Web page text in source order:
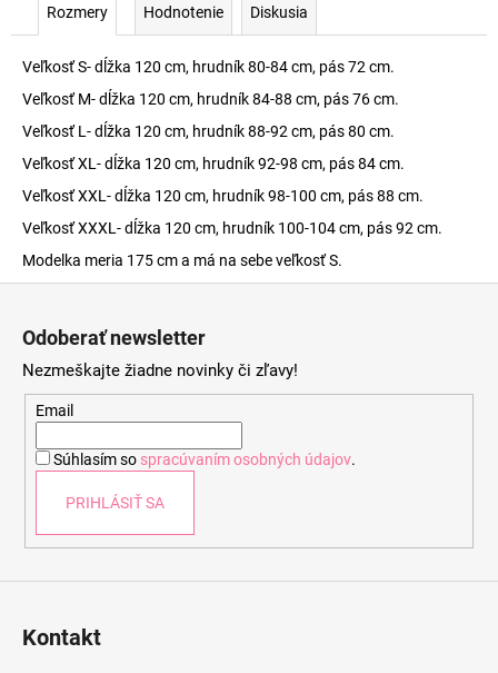
Rozmery Hodnotenie Diskusia
Veľkosť S- dĺžka 120 cm, hrudník 80-84 cm, pás 72 cm.
Veľkosť M- dĺžka 120 cm, hrudník 84-88 cm, pás 76 cm.
Veľkosť L- dĺžka 120 cm, hrudník 88-92 cm, pás 80 cm.
Veľkosť XL- dĺžka 120 cm, hrudník 92-98 cm, pás 84 cm.
Veľkosť XXL- dĺžka 120 cm, hrudník 98-100 cm, pás 88 cm.
Veľkosť XXXL- dĺžka 120 cm, hrudník 100-104 cm, pás 92 cm.
Modelka meria 175 cm a má na sebe veľkosť S.
Odoberať newsletter
Nezmeškajte žiadne novinky či zľavy!
Email
Súhlasím so spracúvaním osobných údajov.
PRIHLÁSIŤ SA
Kontakt